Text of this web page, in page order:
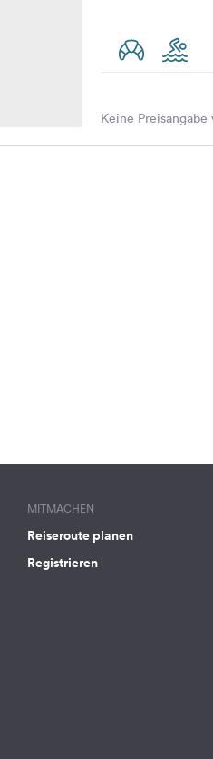
Keine Preisangabe
MITMACHEN
Reiseroute planen
Registrieren